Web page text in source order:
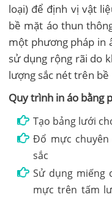
loại) để định vị vật
bề mặt áo thun
một phương pháp in
sử dụng rộng rãi do
lượng sắc nét trên bề
Quy trình in áo bằng
Tạo bảng lưới
Đổ mực
sắc
Sử dụng miếng
mực trên tấm